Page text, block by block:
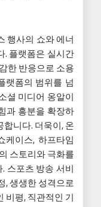
행사의 쇼와 에너
. 플랫폼은 실시간
한 반응으로 소용
랫폼의 범위를 넘
셜 미디어 옹알이
과 흥분을 확장하
니다. 더욱이, 온
이스, 하프타임
스토리와 극화를
스포츠 방송 서비
, 생생한 성격으로
비평, 직관적인 기